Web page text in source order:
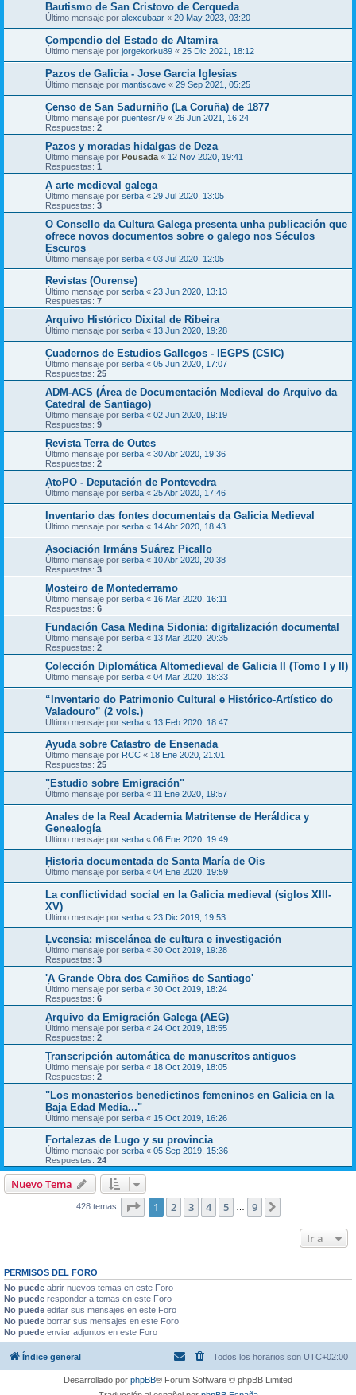
Bautismo de San Cristovo de Cerqueda
Último mensaje por alexcubaar « 20 May 2023, 03:20
Compendio del Estado de Altamira
Último mensaje por jorgekorku89 « 25 Dic 2021, 18:12
Pazos de Galicia - Jose Garcia Iglesias
Último mensaje por mantiscave « 29 Sep 2021, 05:25
Censo de San Sadurniño (La Coruña) de 1877
Último mensaje por puentesr79 « 26 Jun 2021, 16:24
Respuestas: 2
Pazos y moradas hidalgas de Deza
Último mensaje por Pousada « 12 Nov 2020, 19:41
Respuestas: 1
A arte medieval galega
Último mensaje por serba « 29 Jul 2020, 13:05
Respuestas: 3
O Consello da Cultura Galega presenta unha publicación que
ofrece novos documentos sobre o galego nos Séculos
Escuros
Último mensaje por serba « 03 Jul 2020, 12:05
Revistas (Ourense)
Último mensaje por serba « 23 Jun 2020, 13:13
Respuestas: 7
Arquivo Histórico Dixital de Ribeira
Último mensaje por serba « 13 Jun 2020, 19:28
Cuadernos de Estudios Gallegos - IEGPS (CSIC)
Último mensaje por serba « 05 Jun 2020, 17:07
Respuestas: 25
ADM-ACS (Área de Documentación Medieval do Arquivo da
Catedral de Santiago)
Último mensaje por serba « 02 Jun 2020, 19:19
Respuestas: 9
Revista Terra de Outes
Último mensaje por serba « 30 Abr 2020, 19:36
Respuestas: 2
AtoPO - Deputación de Pontevedra
Último mensaje por serba « 25 Abr 2020, 17:46
Inventario das fontes documentais da Galicia Medieval
Último mensaje por serba « 14 Abr 2020, 18:43
Asociación Irmáns Suárez Picallo
Último mensaje por serba « 10 Abr 2020, 20:38
Respuestas: 3
Mosteiro de Montederramo
Último mensaje por serba « 16 Mar 2020, 16:11
Respuestas: 6
Fundación Casa Medina Sidonia: digitalización documental
Último mensaje por serba « 13 Mar 2020, 20:35
Respuestas: 2
Colección Diplomática Altomedieval de Galicia II (Tomo I y II)
Último mensaje por serba « 04 Mar 2020, 18:33
“Inventario do Patrimonio Cultural e Histórico-Artístico do
Valadouro” (2 vols.)
Último mensaje por serba « 13 Feb 2020, 18:47
Ayuda sobre Catastro de Ensenada
Último mensaje por RCC « 18 Ene 2020, 21:01
Respuestas: 25
"Estudio sobre Emigración"
Último mensaje por serba « 11 Ene 2020, 19:57
Anales de la Real Academia Matritense de Heráldica y
Genealogía
Último mensaje por serba « 06 Ene 2020, 19:49
Historia documentada de Santa María de Ois
Último mensaje por serba « 04 Ene 2020, 19:59
La conflictividad social en la Galicia medieval (siglos XIII-
XV)
Último mensaje por serba « 23 Dic 2019, 19:53
Lvcensia: miscelánea de cultura e investigación
Último mensaje por serba « 30 Oct 2019, 19:28
Respuestas: 3
'A Grande Obra dos Camiños de Santiago'
Último mensaje por serba « 30 Oct 2019, 18:24
Respuestas: 6
Arquivo da Emigración Galega (AEG)
Último mensaje por serba « 24 Oct 2019, 18:55
Respuestas: 2
Transcripción automática de manuscritos antiguos
Último mensaje por serba « 18 Oct 2019, 18:05
Respuestas: 2
"Los monasterios benedictinos femeninos en Galicia en la
Baja Edad Media..."
Último mensaje por serba « 15 Oct 2019, 16:26
Fortalezas de Lugo y su provincia
Último mensaje por serba « 05 Sep 2019, 15:36
Respuestas: 24
Nuevo Tema
428 temas Página de
1 2 3 4 5 9
Ir a
PERMISOS DEL FORO
No puede abrir nuevos temas en este Foro
No puede responder a temas en este Foro
No puede editar sus mensajes en este Foro
No puede borrar sus mensajes en este Foro
No puede enviar adjuntos en este Foro
Índice general Todos los horarios son UTC+02:00
Desarrollado por phpBB® Forum Software © phpBB Limited